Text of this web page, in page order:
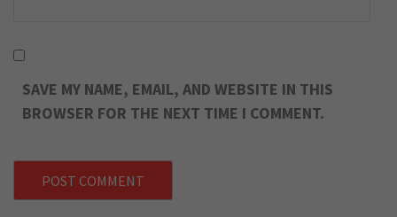
SAVE MY NAME, EMAIL, AND WEBSITE IN THIS
BROWSER FOR THE NEXT TIME I COMMENT.